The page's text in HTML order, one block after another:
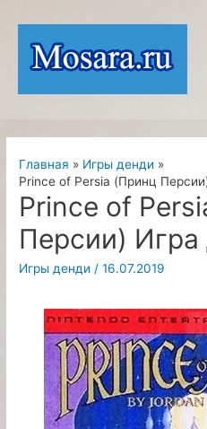
содержимому
Главная
Игры денди
Prince of Persia (Принц
Prince of
Персии) Игра
Игры денди /16.07.2019